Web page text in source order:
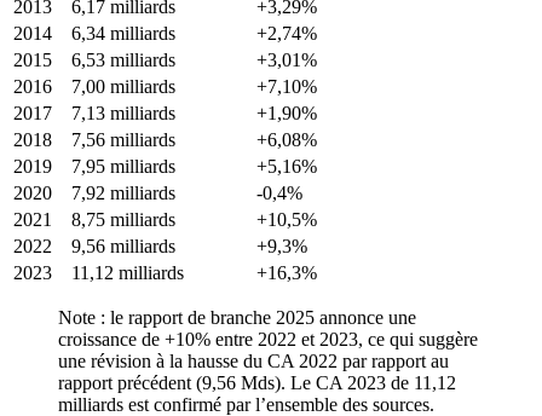
2013
6,17 milliards
+3,29%
2014
6,34 milliards
+2,74%
2015
6,53 milliards
+3,01%
2016
7,00 milliards
+7,10%
2017
7,13 milliards
+1,90%
2018
7,56 milliards
+6,08%
2019
7,95 milliards
+5,16%
2020
7,92 milliards
-0,4%
2021
8,75 milliards
+10,5%
2022
9,56 milliards
+9,3%
2023
11,12 milliards +16,3%
Note : le rapport de branche 2025 annonce une
croissance de +10% entre 2022 et 2023, ce qui suggère
une révision à la hausse du CA 2022 par rapport au
rapport précédent (9,56 Mds). Le CA 2023 de 11,12
milliards est confirmé par l’ensemble des sources.